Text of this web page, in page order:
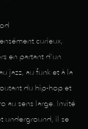
curieux,
en partant d’un
jazz, au funk et à la
du hip-hop et
au sens large. Invité
underground, il se